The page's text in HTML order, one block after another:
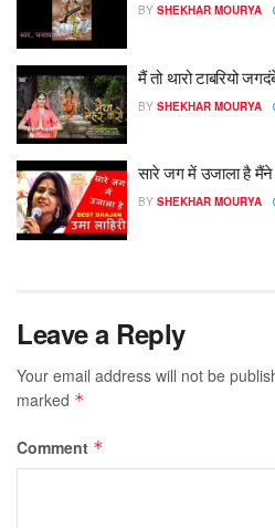
BY SHEKHAR MOURYA
मैं तो थारो टाबरियो
BY SHEKHAR MOURYA
सारे जग में उजाला है
BY SHEKHAR MOURYA
Leave a Reply
Your email address will not be
marked *
Comment *